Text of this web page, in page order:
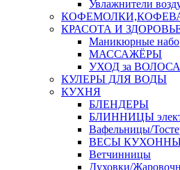
Увлажнители
КРАСОТА И
Маникюрные
МАССАЖЁРЫ
УХОД за
КУЛЕРЫ ДЛЯ ВОДЫ
КУХНЯ
БЛЕНДЕРЫ
БЛИННИЦЫ
Вафельницы/
ВЕСЫ
Ветчинницы
Духовки/